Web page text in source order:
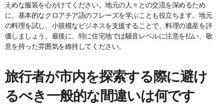
えめな服装を心がけてください。地元の人々との交流を深めるため
に、基本的なクロアチア語のフレーズを学ぶことも役立ちます。地元
の料理を試し、小規模なビジネスを支援することで、料理の遺産を評
価しましょう。最後に、特に住宅地では騒音レベルに注意を払い、敬
意を持った雰囲気を維持してください。
旅行者が市内を探索する際に避け
るべき一般的な間違いは何です